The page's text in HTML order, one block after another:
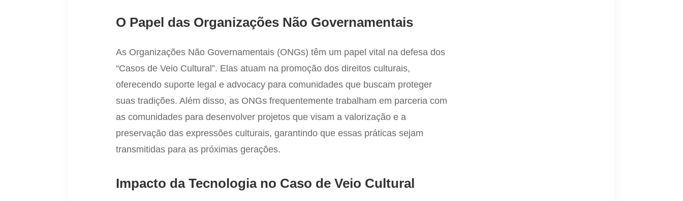
O Papel das Organizações Não Governamentais
As Organizações Não Governamentais (ONGs) têm um papel vital na defesa dos
“Casos de Veio Cultural”. Elas atuam na promoção dos direitos culturais,
oferecendo suporte legal e advocacy para comunidades que buscam proteger
suas tradições. Além disso, as ONGs frequentemente trabalham em parceria com
as comunidades para desenvolver projetos que visam a valorização e a
preservação das expressões culturais, garantindo que essas práticas sejam
transmitidas para as próximas gerações.
Impacto da Tecnologia no Caso de Veio Cultural